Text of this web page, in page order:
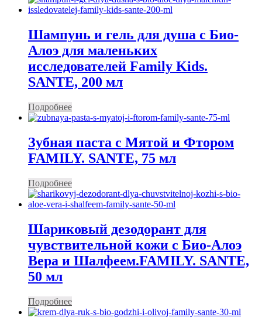
Шампунь и гель для душа с Био-
Алоэ для маленьких
исследователей Family Kids.
SANTE, 200 мл
Подробнее
Зубная паста с Мятой и Фтором
FAMILY. SANTE, 75 мл
Подробнее
Шариковый дезодорант для
чувствительной кожи с Био-Алоэ
Вера и Шалфеем.FAMILY. SANTE,
50 мл
Подробнее